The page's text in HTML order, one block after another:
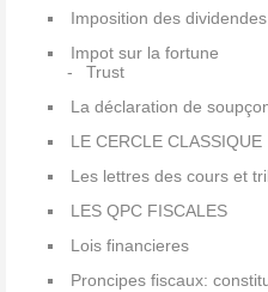
Imposition des dividendes
Impot sur la fortune
Trust
La déclaration de
LE CERCLE CLASSIQUE
Les lettres des cours et
LES QPC FISCALES
Lois financieres
Proncipes fiscaux: